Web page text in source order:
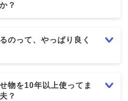
？
のって、やっぱり良く
物を10年以上使ってま
？